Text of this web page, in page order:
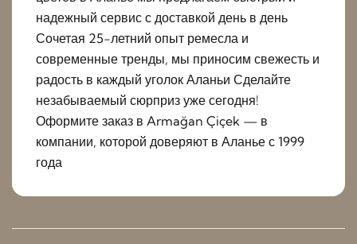
надежный сервис с доставкой день в день
Сочетая 25-летний опыт ремесла и
современные тренды, мы приносим свежесть и
радость в каждый уголок Аланьи Сделайте
незабываемый сюрприз уже сегодня!
Оформите заказ в Armağan Çiçek — в
компании, которой доверяют в Аланье с 1999
года